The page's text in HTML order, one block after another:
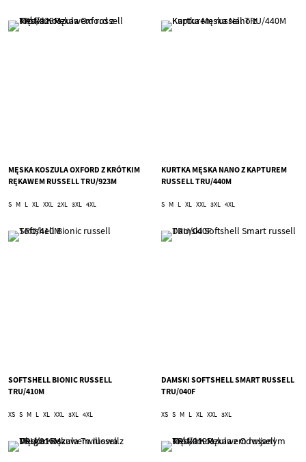
MĘSKA KOSZULA OXFORD Z KRÓTKIM
RĘKAWEM RUSSELL TRU/923M
S M L XL XXL 2XL 3XL 4XL
KURTKA MĘSKA NANO Z KAPTUREM
RUSSELL TRU/440M
S M L XL XXL 3XL 4XL
SOFTSHELL BIONIC RUSSELL
TRU/410M
XS S M L XL XXL 3XL 4XL
DAMSKI SOFTSHELL SMART RUSSELL
TRU/040F
XS S M L XL XXL 3XL